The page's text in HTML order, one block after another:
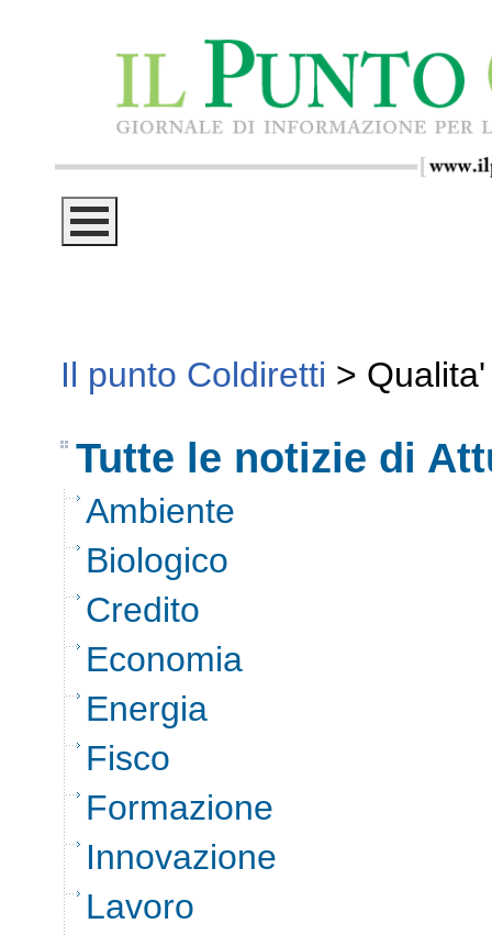
Il punto Coldiretti > Qualita'
Tutte le notizie di
Ambiente
Biologico
Credito
Economia
Energia
Fisco
Formazione
Innovazione
Lavoro